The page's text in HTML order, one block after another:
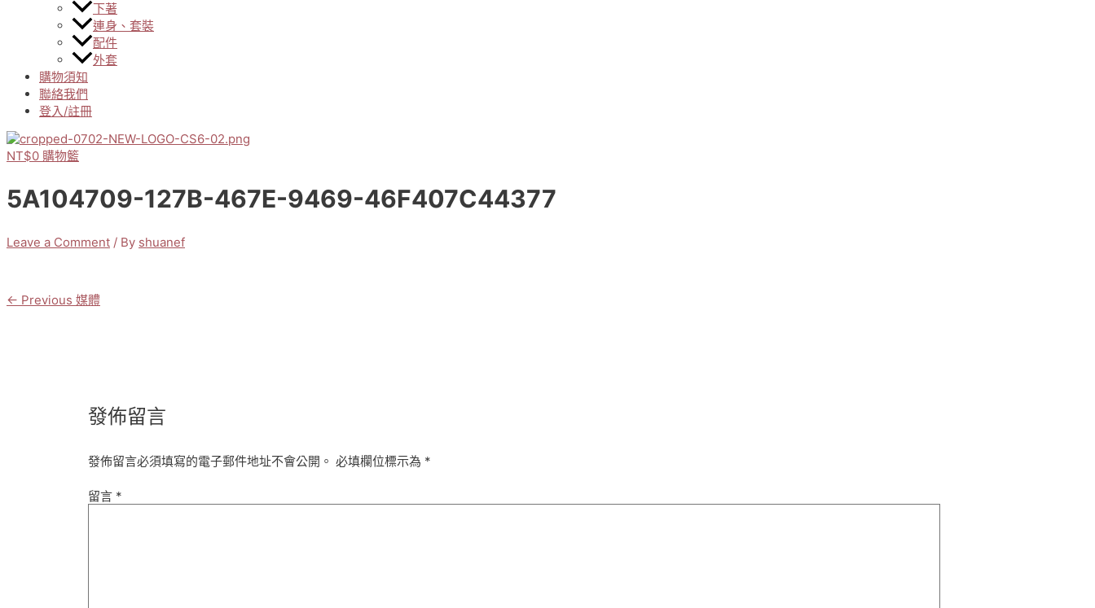
下著
連身、套裝
配件
外套
購物須知
聯絡我們
登入/註冊
NT$0 購物籃
5A104709-127B-467E-9469-46F407C44377
Leave a Comment / By shuanef
文
← Previous 媒體
發佈留言
發佈留言必須填寫的電子郵件地址不會公開。 必填欄位標示為 *
留言 *